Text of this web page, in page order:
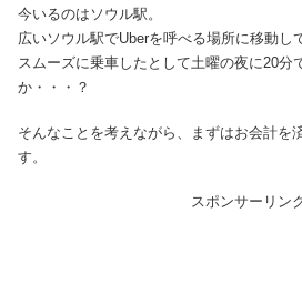
今いるのはソウル駅。
広いソウル駅でUberを呼べる場所に移動し
スムーズに乗車したとして土曜の夜に20分
か・・・？
そんなことを考えながら、まずはお会計を
す。
スポンサーリン